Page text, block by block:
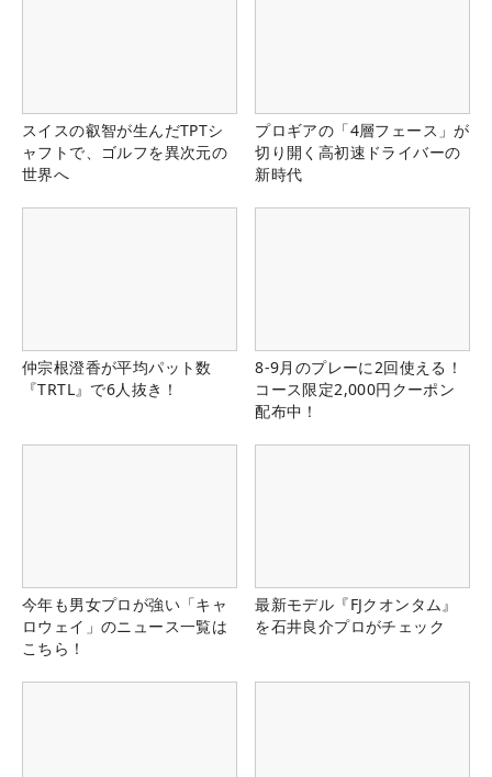
スイスの叡智が生んだTPTシ
ャフトで、ゴルフを異次元の
世界へ
プロギアの「4層フェース」が
切り開く高初速ドライバーの
新時代
仲宗根澄香が平均パット数
『TRTL』で6人抜き！
8-9月のプレーに2回使える！
コース限定2,000円クーポン
配布中！
今年も男女プロが強い「キャ
ロウェイ」のニュース一覧は
こちら！
最新モデル『FJクオンタム』
を石井良介プロがチェック